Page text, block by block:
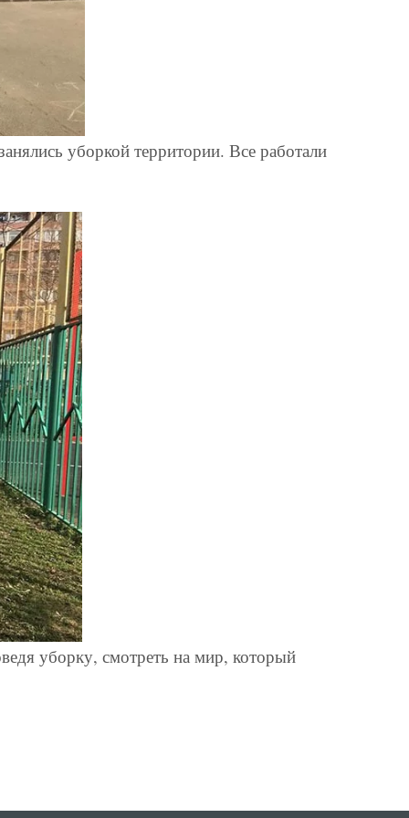
уборкой территории. Все работали
уборку, смотреть на мир, который